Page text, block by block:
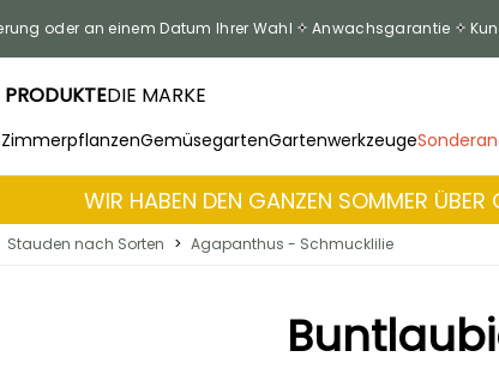
oder an einem Datum Ihrer Wahl Anwachsgarantie
PRODUKTEDIE MARKE
ZimmerpflanzenGemüsegartenGartenwerkzeuge
WIR HABEN DEN GANZEN SOMMER
Stauden nach Sorten > Agapanthus - Schmucklilie